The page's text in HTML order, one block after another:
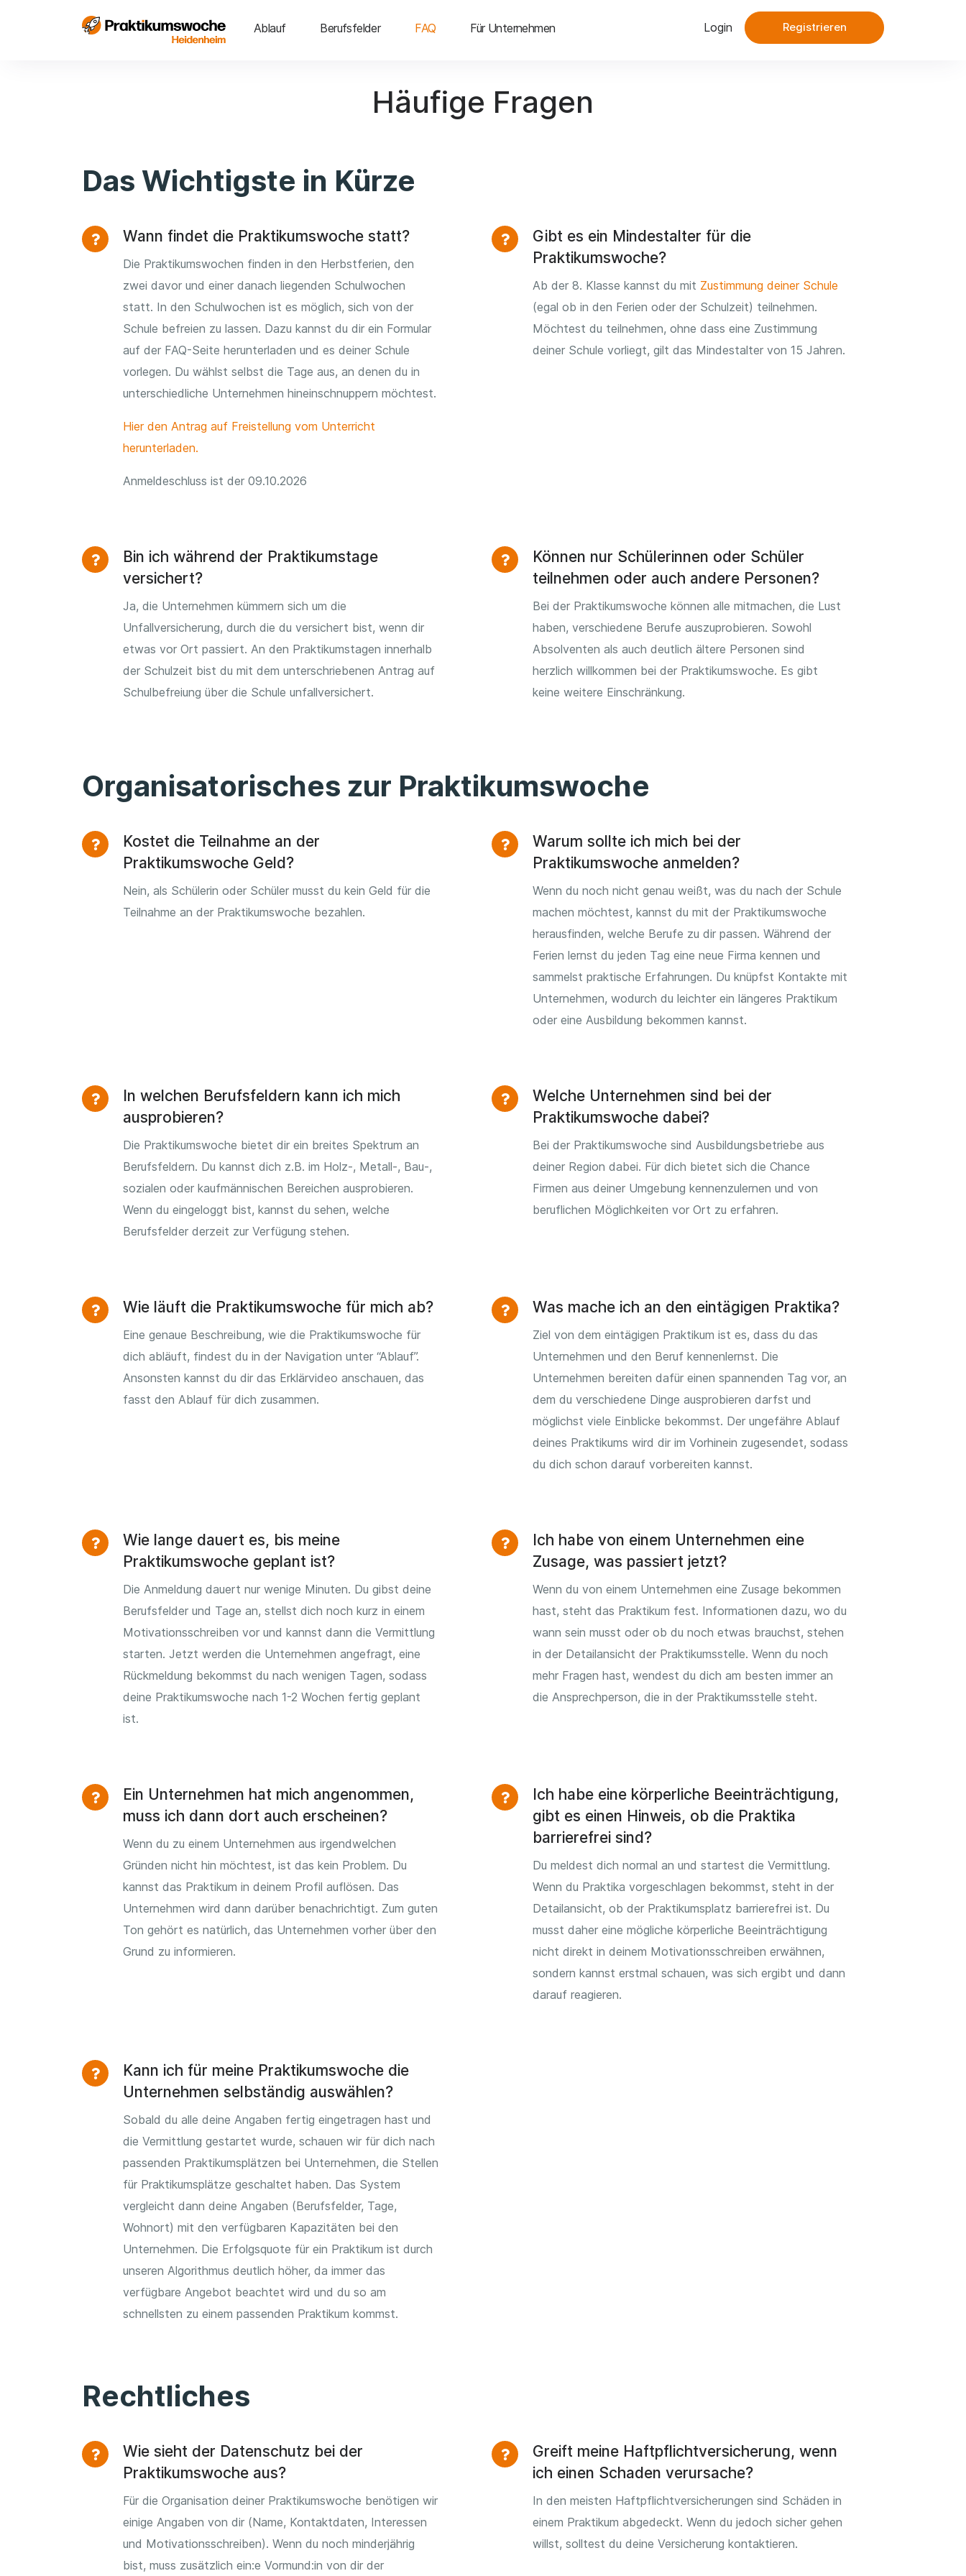
Ablauf Berufsfelder FAQ Für Unternehmen Login Registrieren
Häufige Fragen
Das Wichtigste in Kürze
Wann findet die Praktikumswoche statt?
Die Praktikumswochen finden in den Herbstferien, den
zwei davor und einer danach liegenden Schulwochen
statt. In den Schulwochen ist es möglich, sich von der
Schule befreien zu lassen. Dazu kannst du dir ein Formular
auf der FAQ-Seite herunterladen und es deiner Schule
vorlegen. Du wählst selbst die Tage aus, an denen du in
unterschiedliche Unternehmen hineinschnuppern möchtest.
Hier den Antrag auf Freistellung vom Unterricht
herunterladen.
Anmeldeschluss ist der 09.10.2026
Gibt es ein Mindestalter für die
Praktikumswoche?
Ab der 8. Klasse kannst du mit Zustimmung deiner Schule
(egal ob in den Ferien oder der Schulzeit) teilnehmen.
Möchtest du teilnehmen, ohne dass eine Zustimmung
deiner Schule vorliegt, gilt das Mindestalter von 15 Jahren.
Bin ich während der Praktikumstage
versichert?
Ja, die Unternehmen kümmern sich um die
Unfallversicherung, durch die du versichert bist, wenn dir
etwas vor Ort passiert. An den Praktikumstagen innerhalb
der Schulzeit bist du mit dem unterschriebenen Antrag auf
Schulbefreiung über die Schule unfallversichert.
Können nur Schülerinnen oder Schüler
teilnehmen oder auch andere Personen?
Bei der Praktikumswoche können alle mitmachen, die Lust
haben, verschiedene Berufe auszuprobieren. Sowohl
Absolventen als auch deutlich ältere Personen sind
herzlich willkommen bei der Praktikumswoche. Es gibt
keine weitere Einschränkung.
Organisatorisches zur Praktikumswoche
Kostet die Teilnahme an der
Praktikumswoche Geld?
Nein, als Schülerin oder Schüler musst du kein Geld für die
Teilnahme an der Praktikumswoche bezahlen.
Warum sollte ich mich bei der
Praktikumswoche anmelden?
Wenn du noch nicht genau weißt, was du nach der Schule
machen möchtest, kannst du mit der Praktikumswoche
herausfinden, welche Berufe zu dir passen. Während der
Ferien lernst du jeden Tag eine neue Firma kennen und
sammelst praktische Erfahrungen. Du knüpfst Kontakte mit
Unternehmen, wodurch du leichter ein längeres Praktikum
oder eine Ausbildung bekommen kannst.
In welchen Berufsfeldern kann ich mich
ausprobieren?
Die Praktikumswoche bietet dir ein breites Spektrum an
Berufsfeldern. Du kannst dich z.B. im Holz-, Metall-, Bau-,
sozialen oder kaufmännischen Bereichen ausprobieren.
Wenn du eingeloggt bist, kannst du sehen, welche
Berufsfelder derzeit zur Verfügung stehen.
Welche Unternehmen sind bei der
Praktikumswoche dabei?
Bei der Praktikumswoche sind Ausbildungsbetriebe aus
deiner Region dabei. Für dich bietet sich die Chance
Firmen aus deiner Umgebung kennenzulernen und von
beruflichen Möglichkeiten vor Ort zu erfahren.
Wie läuft die Praktikumswoche für mich ab?
Eine genaue Beschreibung, wie die Praktikumswoche für
dich abläuft, findest du in der Navigation unter “Ablauf”.
Ansonsten kannst du dir das Erklärvideo anschauen, das
fasst den Ablauf für dich zusammen.
Was mache ich an den eintägigen Praktika?
Ziel von dem eintägigen Praktikum ist es, dass du das
Unternehmen und den Beruf kennenlernst. Die
Unternehmen bereiten dafür einen spannenden Tag vor, an
dem du verschiedene Dinge ausprobieren darfst und
möglichst viele Einblicke bekommst. Der ungefähre Ablauf
deines Praktikums wird dir im Vorhinein zugesendet, sodass
du dich schon darauf vorbereiten kannst.
Wie lange dauert es, bis meine
Praktikumswoche geplant ist?
Die Anmeldung dauert nur wenige Minuten. Du gibst deine
Berufsfelder und Tage an, stellst dich noch kurz in einem
Motivationsschreiben vor und kannst dann die Vermittlung
starten. Jetzt werden die Unternehmen angefragt, eine
Rückmeldung bekommst du nach wenigen Tagen, sodass
deine Praktikumswoche nach 1-2 Wochen fertig geplant
ist.
Ich habe von einem Unternehmen eine
Zusage, was passiert jetzt?
Wenn du von einem Unternehmen eine Zusage bekommen
hast, steht das Praktikum fest. Informationen dazu, wo du
wann sein musst oder ob du noch etwas brauchst, stehen
in der Detailansicht der Praktikumsstelle. Wenn du noch
mehr Fragen hast, wendest du dich am besten immer an
die Ansprechperson, die in der Praktikumsstelle steht.
Ein Unternehmen hat mich angenommen,
muss ich dann dort auch erscheinen?
Wenn du zu einem Unternehmen aus irgendwelchen
Gründen nicht hin möchtest, ist das kein Problem. Du
kannst das Praktikum in deinem Profil auflösen. Das
Unternehmen wird dann darüber benachrichtigt. Zum guten
Ton gehört es natürlich, das Unternehmen vorher über den
Grund zu informieren.
Ich habe eine körperliche Beeinträchtigung,
gibt es einen Hinweis, ob die Praktika
barrierefrei sind?
Du meldest dich normal an und startest die Vermittlung.
Wenn du Praktika vorgeschlagen bekommst, steht in der
Detailansicht, ob der Praktikumsplatz barrierefrei ist. Du
musst daher eine mögliche körperliche Beeinträchtigung
nicht direkt in deinem Motivationsschreiben erwähnen,
sondern kannst erstmal schauen, was sich ergibt und dann
darauf reagieren.
Kann ich für meine Praktikumswoche die
Unternehmen selbständig auswählen?
Sobald du alle deine Angaben fertig eingetragen hast und
die Vermittlung gestartet wurde, schauen wir für dich nach
passenden Praktikumsplätzen bei Unternehmen, die Stellen
für Praktikumsplätze geschaltet haben. Das System
vergleicht dann deine Angaben (Berufsfelder, Tage,
Wohnort) mit den verfügbaren Kapazitäten bei den
Unternehmen. Die Erfolgsquote für ein Praktikum ist durch
unseren Algorithmus deutlich höher, da immer das
verfügbare Angebot beachtet wird und du so am
schnellsten zu einem passenden Praktikum kommst.
Rechtliches
Wie sieht der Datenschutz bei der
Praktikumswoche aus?
Für die Organisation deiner Praktikumswoche benötigen wir
einige Angaben von dir (Name, Kontaktdaten, Interessen
und Motivationsschreiben). Wenn du noch minderjährig
bist, muss zusätzlich ein:e Vormund:in von dir der
Greift meine Haftpflichtversicherung, wenn
ich einen Schaden verursache?
In den meisten Haftpflichtversicherungen sind Schäden in
einem Praktikum abgedeckt. Wenn du jedoch sicher gehen
willst, solltest du deine Versicherung kontaktieren.